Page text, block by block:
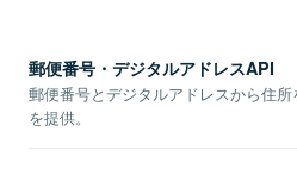
郵便番号・デジタルアドレスAPI
郵便番号とデジタルアドレスから住
を提供。